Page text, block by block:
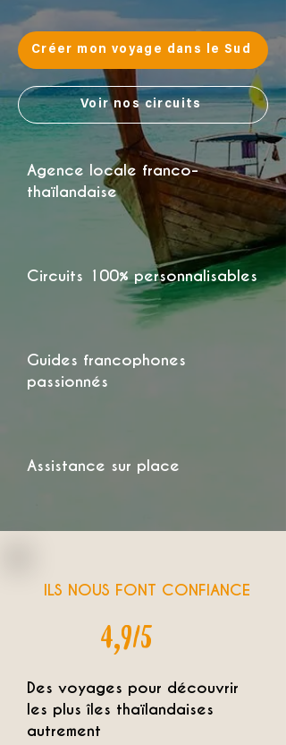
Créer mon voyage dans le Sud
Voir nos circuits
Agence locale franco-
thaïlandaise
Circuits 100% personnalisables
Guides francophones
passionnés
Assistance sur place
ILS NOUS FONT CONFIANCE
4,9/5
Des voyages pour découvrir
les plus îles thaïlandaises
autrement